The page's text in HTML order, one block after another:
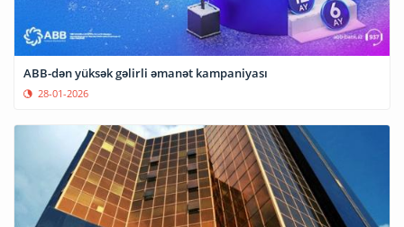
ABB-dən yüksək gəlirli əmanət kampaniyası
28-01-2026